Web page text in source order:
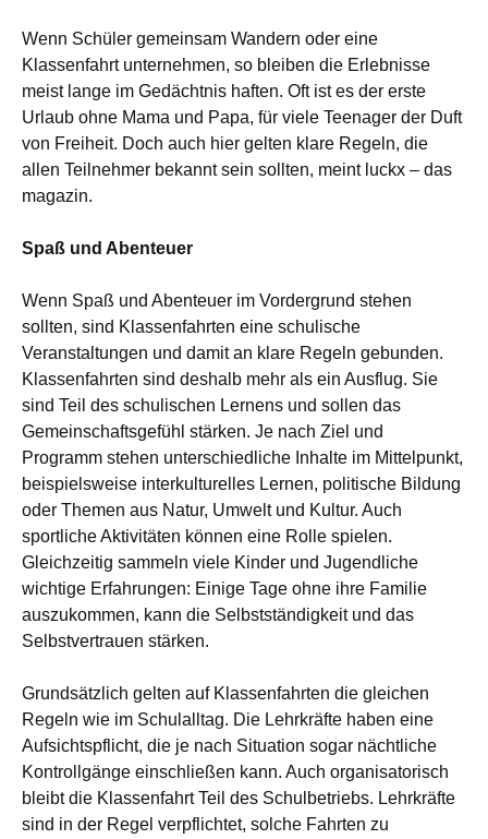
Wenn Schüler gemeinsam Wandern oder eine
Klassenfahrt unternehmen, so bleiben die Erlebnisse
meist lange im Gedächtnis haften. Oft ist es der erste
Urlaub ohne Mama und Papa, für viele Teenager der Duft
von Freiheit. Doch auch hier gelten klare Regeln, die
allen Teilnehmer bekannt sein sollten, meint luckx – das
magazin.
Spaß und Abenteuer
Wenn Spaß und Abenteuer im Vordergrund stehen
sollten, sind Klassenfahrten eine schulische
Veranstaltungen und damit an klare Regeln gebunden.
Klassenfahrten sind deshalb mehr als ein Ausflug. Sie
sind Teil des schulischen Lernens und sollen das
Gemeinschaftsgefühl stärken. Je nach Ziel und
Programm stehen unterschiedliche Inhalte im Mittelpunkt,
beispielsweise interkulturelles Lernen, politische Bildung
oder Themen aus Natur, Umwelt und Kultur. Auch
sportliche Aktivitäten können eine Rolle spielen.
Gleichzeitig sammeln viele Kinder und Jugendliche
wichtige Erfahrungen: Einige Tage ohne ihre Familie
auszukommen, kann die Selbstständigkeit und das
Selbstvertrauen stärken.
Grundsätzlich gelten auf Klassenfahrten die gleichen
Regeln wie im Schulalltag. Die Lehrkräfte haben eine
Aufsichtspflicht, die je nach Situation sogar nächtliche
Kontrollgänge einschließen kann. Auch organisatorisch
bleibt die Klassenfahrt Teil des Schulbetriebs. Lehrkräfte
sind in der Regel verpflichtet, solche Fahrten zu